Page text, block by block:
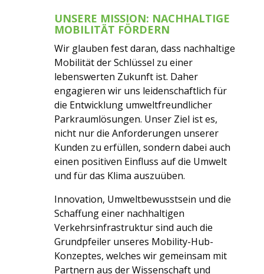
UNSERE MISSION: NACHHALTIGE
MOBILITÄT FÖRDERN
Wir glauben fest daran, dass nachhaltige
Mobilität der Schlüssel zu einer
lebenswerten Zukunft ist. Daher
engagieren wir uns leidenschaftlich für
die Entwicklung umweltfreundlicher
Parkraumlösungen. Unser Ziel ist es,
nicht nur die Anforderungen unserer
Kunden zu erfüllen, sondern dabei auch
einen positiven Einfluss auf die Umwelt
und für das Klima auszuüben.
Innovation, Umweltbewusstsein und die
Schaffung einer nachhaltigen
Verkehrsinfrastruktur sind auch die
Grundpfeiler unseres Mobility-Hub-
Konzeptes, welches wir gemeinsam mit
Partnern aus der Wissenschaft und